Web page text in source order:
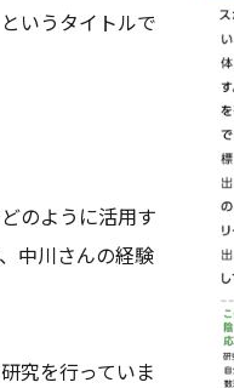
いうタイトルで
のように活用す
中川さんの経験
究を行っていま